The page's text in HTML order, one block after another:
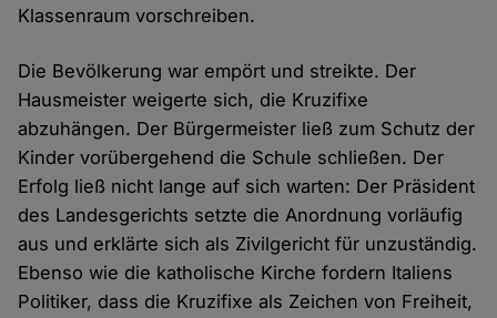
Klassenraum vorschreiben.
Die Bevölkerung war empört und streikte. Der
Hausmeister weigerte sich, die Kruzifixe
abzuhängen. Der Bürgermeister ließ zum Schutz der
Kinder vorübergehend die Schule schließen. Der
Erfolg ließ nicht lange auf sich warten: Der Präsident
des Landesgerichts setzte die Anordnung vorläufig
aus und erklärte sich als Zivilgericht für unzuständig.
Ebenso wie die katholische Kirche fordern Italiens
Politiker, dass die Kruzifixe als Zeichen von Freiheit,